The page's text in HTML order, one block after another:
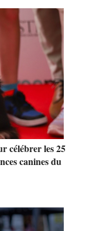
célébrer les 25
canines du